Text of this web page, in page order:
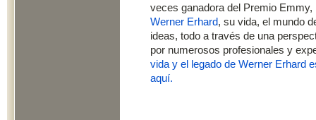
veces ganadora del Premio
Werner Erhard, su vida, el mundo
ideas, todo a través de una
por numerosos profesionales y
vida y el legado de Werner Erhard
aquí.